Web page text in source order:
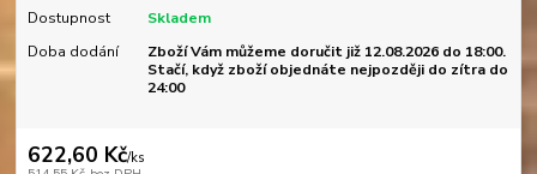
Dostupnost
Skladem
Doba dodání
Zboží Vám můžeme doručit již 12.08.2026 do 18:00.
Stačí, když zboží objednáte nejpozději do zítra do
24:00
622,60 Kč/ks